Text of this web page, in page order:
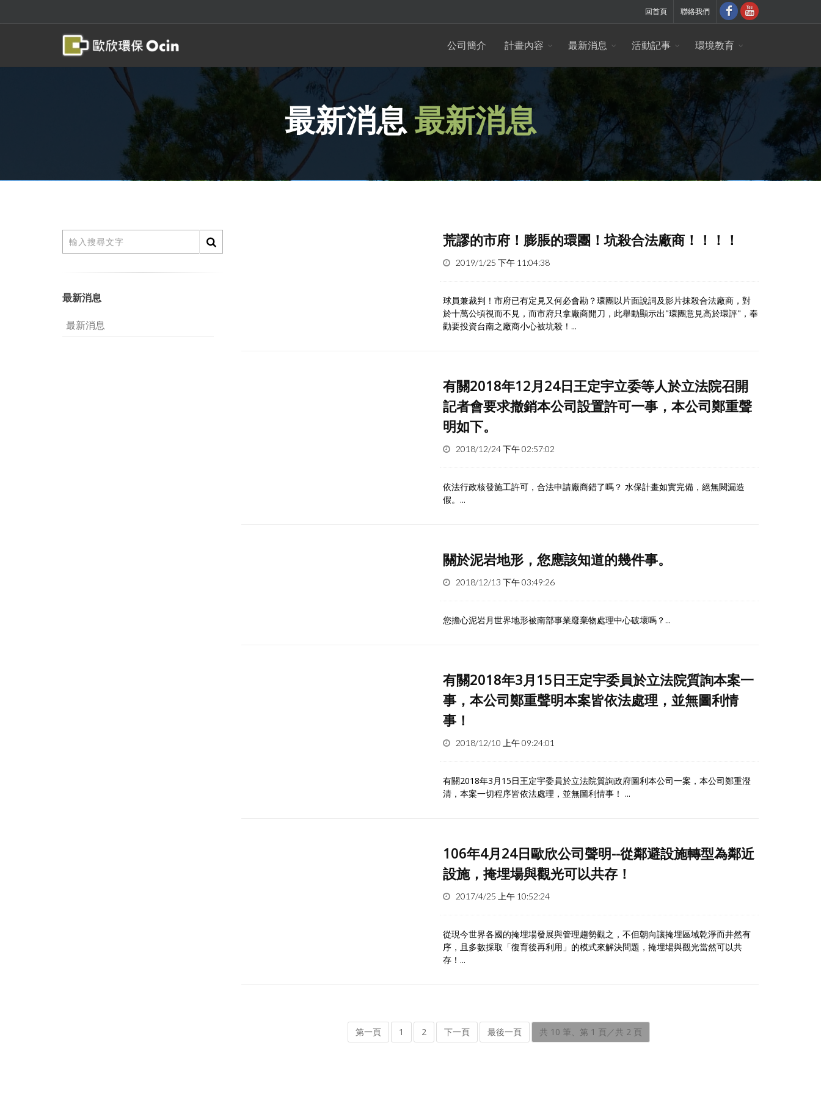
回首頁 聯絡我們
公司簡介 計畫內容 最新消息 活動記事 環境教育
最新消息最新消息
最新消息
最新消息
荒謬的市府！膨脹的環團！坑殺合法廠商！！！！
2019/1/25 下午 11:04:38
球員兼裁判！市府已有定見又何必會勘？環團以片面說詞及影片抹殺合法廠商，對
於十萬公頃視而不見，而市府只拿廠商開刀，此舉動顯示出"環團意見高於環評"，奉
勸要投資台南之廠商小心被坑殺！...
有關2018年12月24日王定宇立委等人於立法院召開
記者會要求撤銷本公司設置許可一事，本公司鄭重聲
明如下。
2018/12/24 下午 02:57:02
依法行政核發施工許可，合法申請廠商錯了嗎？ 水保計畫如實完備，絕無闕漏造
假。...
關於泥岩地形，您應該知道的幾件事。
2018/12/13 下午 03:49:26
您擔心泥岩月世界地形被南部事業廢棄物處理中心破壞嗎？...
有關2018年3月15日王定宇委員於立法院質詢本案一
事，本公司鄭重聲明本案皆依法處理，並無圖利情
事！
2018/12/10 上午 09:24:01
有關2018年3月15日王定宇委員於立法院質詢政府圖利本公司一案，本公司鄭重澄
清，本案一切程序皆依法處理，並無圖利情事！ ...
106年4月24日歐欣公司聲明--從鄰避設施轉型為鄰近
設施，掩埋場與觀光可以共存！
2017/4/25 上午 10:52:24
從現今世界各國的掩埋場發展與管理趨勢觀之，不但朝向讓掩埋區域乾淨而井然有
序，且多數採取「復育後再利用」的模式來解決問題，掩埋場與觀光當然可以共
存！...
第一頁 1 2 下一頁 最後一頁 共 10 筆、第 1 頁／共 2 頁